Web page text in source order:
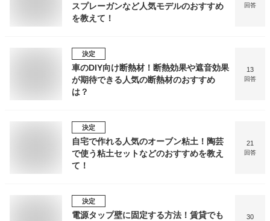
スプレーガンなど人気モデルのおすすめ
を教えて！
回答
決定
車のDIY向け断熱材！断熱効果や遮音効果
が期待できる人気の断熱材のおすすめ
は？
13
回答
決定
自宅で作れる人気のオーブン粘土！陶芸
で使う粘土セットなどのおすすめを教え
て！
21
回答
決定
電源タップ壁に固定する方法！賃貸でも
30